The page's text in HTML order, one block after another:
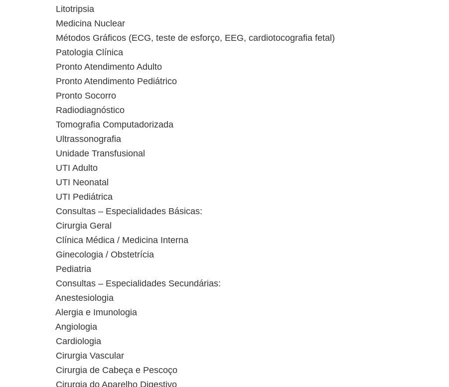
Litotripsia
Medicina Nuclear
Métodos Gráficos (ECG, teste de esforço, EEG, cardiotocografia fetal)
Patologia Clínica
Pronto Atendimento Adulto
Pronto Atendimento Pediátrico
Pronto Socorro
Radiodiagnóstico
Tomografia Computadorizada
Ultrassonografia
Unidade Transfusional
UTI Adulto
UTI Neonatal
UTI Pediátrica
Consultas – Especialidades Básicas:
Cirurgia Geral
Clínica Médica / Medicina Interna
Ginecologia / Obstetrícia
Pediatria
Consultas – Especialidades Secundárias:
Anestesiologia
Alergia e Imunologia
Angiologia
Cardiologia
Cirurgia Vascular
Cirurgia de Cabeça e Pescoço
Cirurgia do Aparelho Digestivo